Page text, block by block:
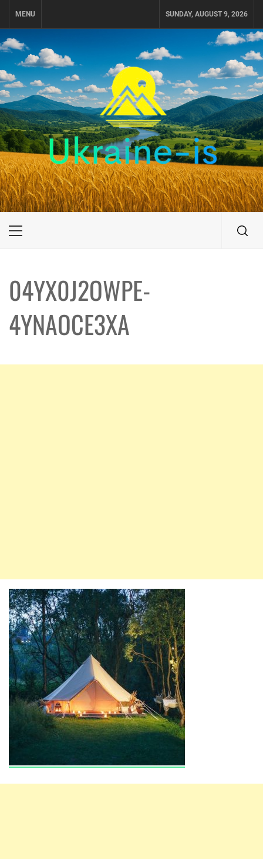
MENU SUNDAY, AUGUST 9, 2026
UKRAINE-IS
ПОДОРОЖI ПО УКРАЇНІ
Primary
04YX0J2OWPE-
4YNAOCE3XA